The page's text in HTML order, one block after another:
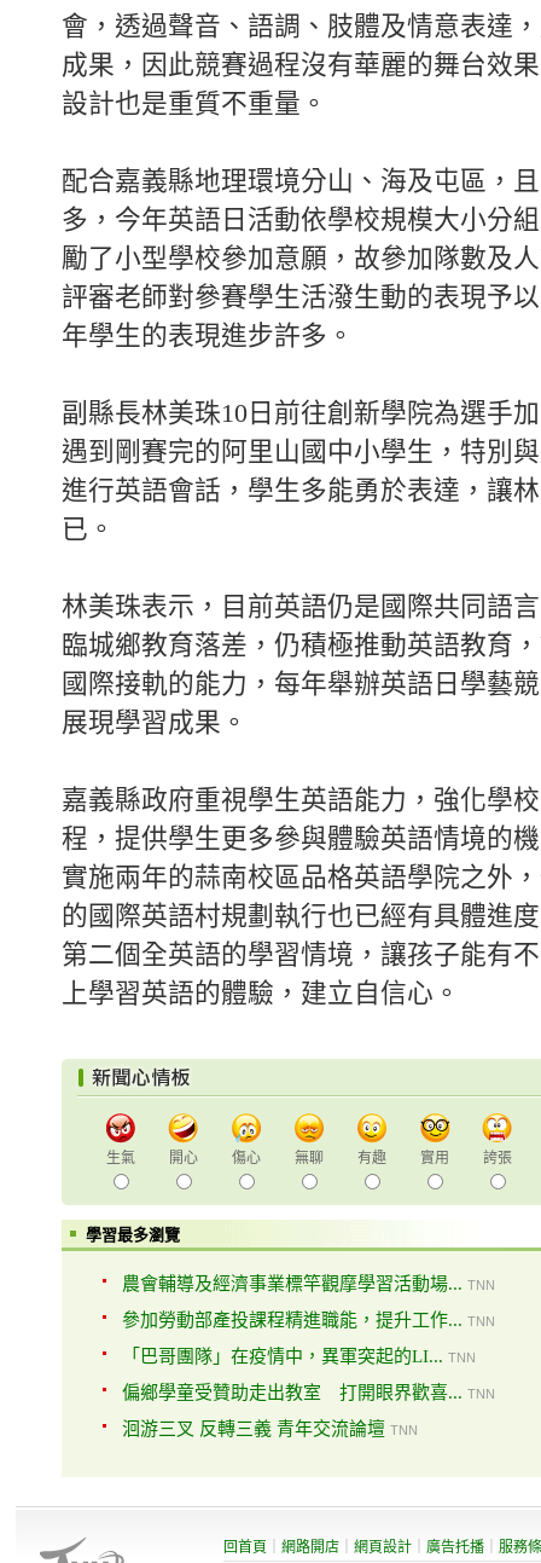
會，透過聲音、語調、肢體及情意表達
成果，因此競賽過程沒有華麗的舞台效
設計也是重質不重量。
配合嘉義縣地理環境分山、海及屯區，
多，今年英語日活動依學校規模大小分
勵了小型學校參加意願，故參加隊數及
評審老師對參賽學生活潑生動的表現予
年學生的表現進步許多。
副縣長林美珠10日前往創新學院為選手
遇到剛賽完的阿里山國中小學生，特別
進行英語會話，學生多能勇於表達，讓
已。
林美珠表示，目前英語仍是國際共同語
臨城鄉教育落差，仍積極推動英語教育
國際接軌的能力，每年舉辦英語日學藝
展現學習成果。
嘉義縣政府重視學生英語能力，強化學
程，提供學生更多參與體驗英語情境的
實施兩年的蒜南校區品格英語學院之外
的國際英語村規劃執行也已經有具體進
第二個全英語的學習情境，讓孩子能有
上學習英語的體驗，建立自信心。
生氣 開心 傷心 無聊 有趣 實用 誇張
學習最多瀏覽
農會輔導及經濟事業標竿觀摩學習活動場... TNN
參加勞動部產投課程精進職能，提升工作... TNN
「巴哥團隊」在疫情中，異軍突起的LI... TNN
偏鄉學童受贊助走出教室 打開眼界歡喜... TNN
洄游三叉 反轉三義 青年交流論壇 TNN
回首頁 網路開店 網頁設計 廣告托播 服務